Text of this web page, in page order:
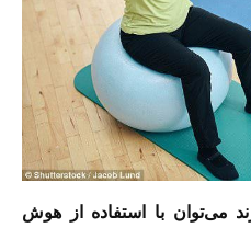
می‌توان با استفاده از هوش